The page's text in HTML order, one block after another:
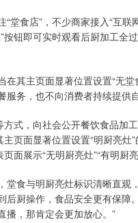
食店”，不少商家接入“互联
钮即可实时观看后厨加工全
主页面显著位置设置“无堂
务，也不向消费者持续提供
式，向社会公开餐饮食品加
页面显著位置设置“明厨亮
面展示“无明厨亮灶”“有明厨亮
食与明厨亮灶标识清晰直观
厨操作，食品安全更有保障
播，那肯定会更加放心。”